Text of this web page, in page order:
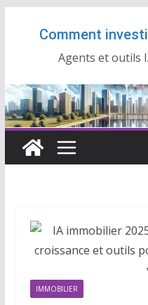
Comment
Agents et outils
IMMOBILIER